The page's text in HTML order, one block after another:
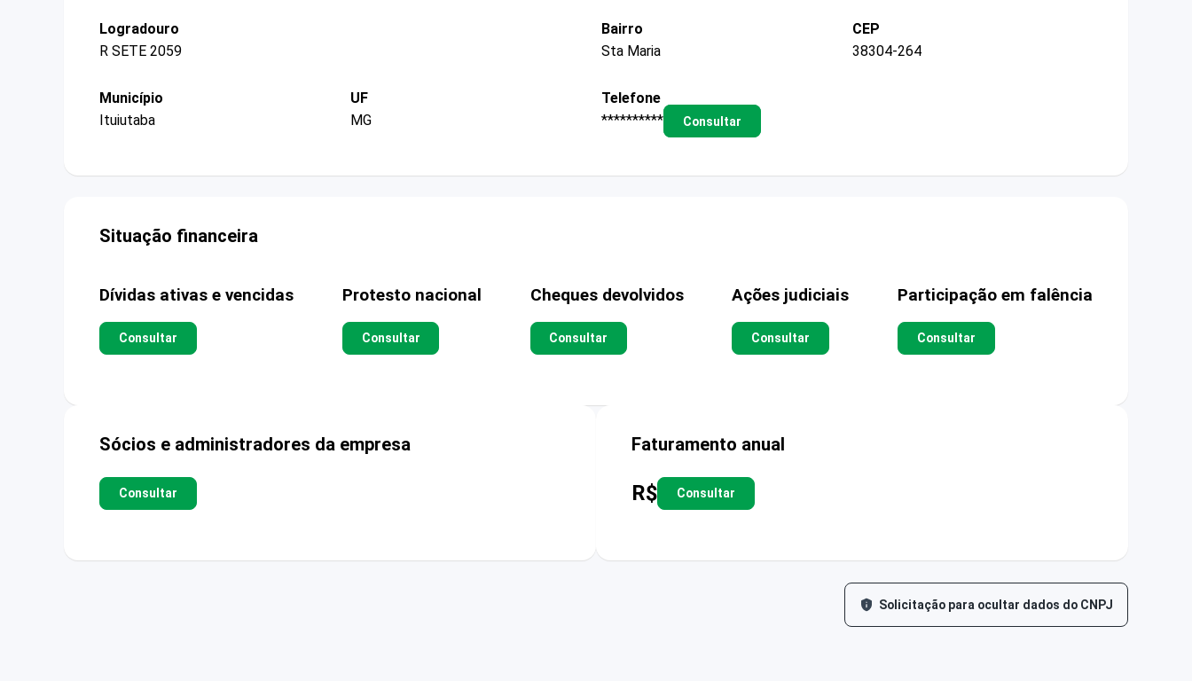
Logradouro
R SETE 2059
Bairro
Sta Maria
CEP
38304-264
Município
Ituiutaba
UF
MG
Telefone
**********
Consultar
Situação financeira
Dívidas ativas e vencidas
Consultar
Protesto nacional
Consultar
Cheques devolvidos
Consultar
Ações judiciais
Consultar
Participação em falência
Consultar
Sócios e administradores da empresa
Consultar
Faturamento anual
R$ Consultar
Solicitação para ocultar dados do CNPJ